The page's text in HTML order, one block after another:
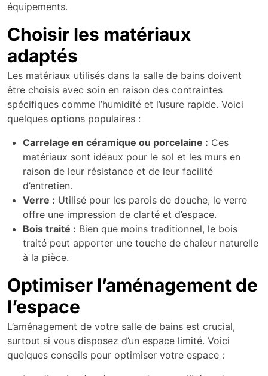
équipements.
Choisir les matériaux
adaptés
Les matériaux utilisés dans la salle de bains doivent
être choisis avec soin en raison des contraintes
spécifiques comme l’humidité et l’usure rapide. Voici
quelques options populaires :
Carrelage en céramique ou porcelaine : Ces
matériaux sont idéaux pour le sol et les murs en
raison de leur résistance et de leur facilité
d’entretien.
Verre : Utilisé pour les parois de douche, le verre
offre une impression de clarté et d’espace.
Bois traité : Bien que moins traditionnel, le bois
traité peut apporter une touche de chaleur naturelle
à la pièce.
Optimiser l’aménagement de
l’espace
L’aménagement de votre salle de bains est crucial,
surtout si vous disposez d’un espace limité. Voici
quelques conseils pour optimiser votre espace :